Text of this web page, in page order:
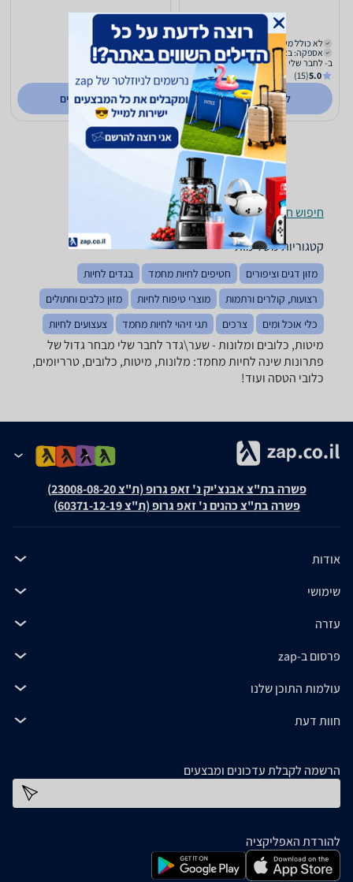
335
₪
לא כולל משלוח
אספקה: באתר
ב- לחבר שלי
5.0
(15)
לפרטים נוספים
389
לא כולל משלוח
אספקה: באתר
ב- לחבר שלי
5.0
(15)
לפרטים נוספים
חיפוש חנויות מיטות, כלובים ומלונות לפי עיר
קטגוריות משלימות
מזון דגים וציפורים חטיפים לחיות מחמד
בגדים לחיות
רצועות, קולרים ורתמות
מוצרי טיפוח לחיות
מזון כלבים וחתולים
כלי אוכל ומים
צרכים תגי זיהוי לחיות מחמד צעצועים לחיות
מיטות, כלובים ומלונות - ‏שער\גדר ‏לחבר שלי מבחר גדול של
פתרונות שינה לחיות מחמד: מלונות, מיטות, כלובים, טרריומים,
כלובי הטסה ועוד!
פשרה בת"צ אבנצ'יק נ' זאפ גרופ (ת"צ 23008-08-20)
פשרה בת"צ כהנים נ' זאפ גרופ (ת"צ 60371-12-19)
אודות
שימושי
עזרה
פרסום ב-zap
עולמות התוכן שלנו
חוות דעת
הרשמה לקבלת עדכונים ומבצעים
להורדת האפליקציה